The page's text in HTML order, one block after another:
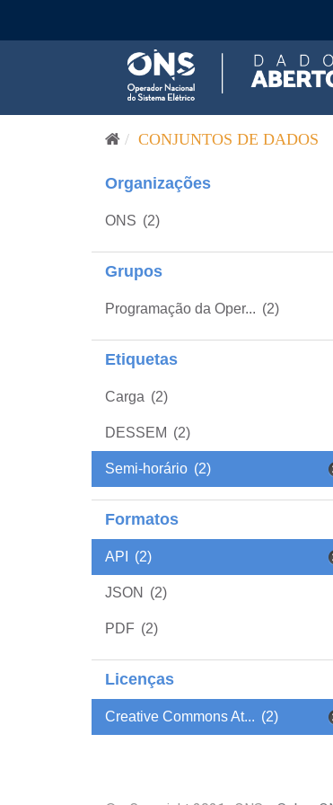
CONJUNTOS DE DADOS
Organizações
ONS (2)
Grupos
Programação da Oper... (2)
Etiquetas
Carga (2)
DESSEM (2)
Semi-horário (2)
Formatos
API (2)
JSON (2)
PDF (2)
Licenças
Creative Commons At... (2)